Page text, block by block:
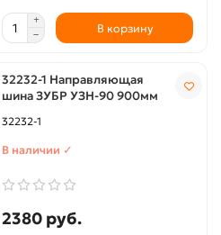
В корзину
32232-1 Направляющая
шина ЗУБР УЗН-90 900мм
32232-1
В наличии ✓
2380 руб.